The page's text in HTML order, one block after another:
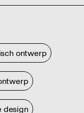
ontwerp
design